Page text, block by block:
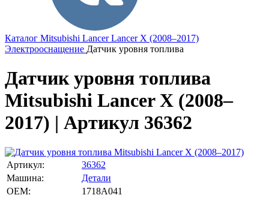
Каталог Mitsubishi Lancer Lancer X (2008–2017)
Электрооснащение Датчик уровня топлива
Датчик уровня топлива
Mitsubishi Lancer X (2008–
2017) | Артикул 36362
Артикул:
36362
Машина:
Детали
OEM:
1718A041